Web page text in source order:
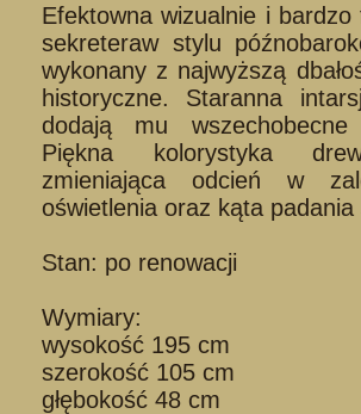
Efektowna wizualnie i bardzo
sekreteraw stylu
wykonany z najwyższą
historyczne. Staranna
dodają mu
Piękna kolorystyka
zmieniająca odcień w
oświetlenia oraz kąta padania
Stan: po renowacji
Wymiary:
wysokość 195 cm
szerokość 105 cm
głębokość 48 cm